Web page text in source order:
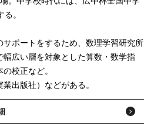
。
ポートをするため、数理学習研究所
広い層を対象とした算数・数学指
校正など。
出版社）などがある。